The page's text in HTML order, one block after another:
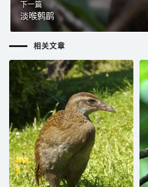
下一篇
淡喉鹩鹛
相关文章